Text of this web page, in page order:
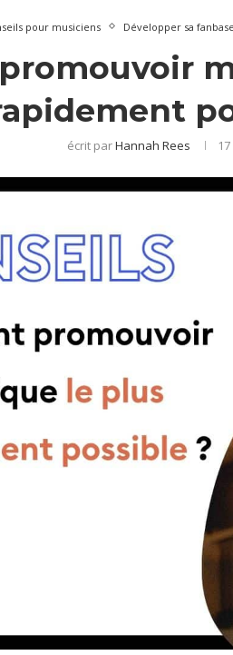
pour musiciens Développer sa fanbase
écrit parHannah Rees